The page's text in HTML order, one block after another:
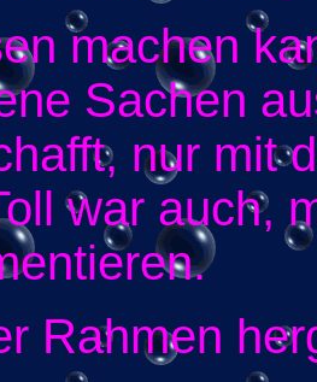
machen
Sachen
nur mit
war auch,
Rahmen